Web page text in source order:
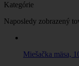
Kategórie
Naposledy zobrazený
Miešačka mäsa,